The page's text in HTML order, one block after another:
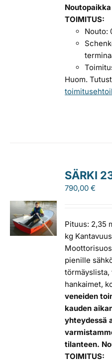
TOIMITUS:
Nouto:
Huom.
SÄRKI
790,00€
Pituus: 2,35
kg
pienille
törmäyslista,
hankaimet,
veneiden
kauden
yhteydessä
tilanteen.
TOIMITUS: